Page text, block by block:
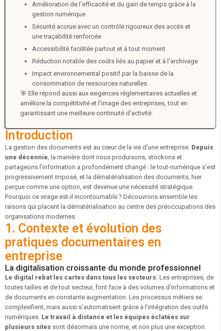
Amélioration de l'efficacité et du gain de temps grâce à la
gestion numérique
Sécurité accrue avec un contrôle rigoureux des accès et
une traçabilité renforcée
Accessibilité facilitée partout et à tout moment
Réduction notable des coûts liés au papier et à l'archivage
Impact environnemental positif par la baisse de la
consommation de ressources naturelles
🎯 Elle répond aussi aux exigences réglementaires actuelles et
améliore la compétitivité et l'image des entreprises, tout en
garantissant une meilleure continuité d'activité.
Introduction
La gestion des documents est au cœur de la vie d’une entreprise. Depuis
une décennie, la manière dont nous produisons, stockons et
partageons l’information a profondément changé : le tout-numérique s’est
progressivement imposé, et la dématérialisation des documents, hier
perçue comme une option, est devenue une nécessité stratégique.
Pourquoi ce virage est-il incontournable ? Découvrons ensemble les
raisons qui placent la dématérialisation au centre des préoccupations des
organisations modernes.
1. Contexte et évolution des
pratiques documentaires en
entreprise
La digitalisation croissante du monde professionnel
Le digital rebat les cartes dans tous les secteurs. Les entreprises, de
toutes tailles et de tout secteur, font face à des volumes d’informations et
de documents en constante augmentation. Les processus métiers se
complexifient, mais aussi s’automatisent grâce à l’intégration des outils
numériques. Le travail à distance et les équipes éclatées sur
plusieurs sites sont désormais une norme, et non plus une exception.